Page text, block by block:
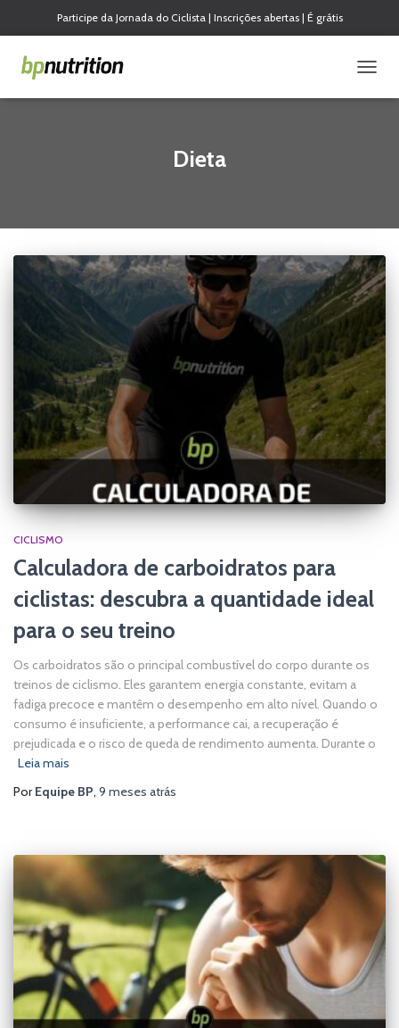
Participe da Jornada do Ciclista | Inscrições abertas | É grátis
Dieta
CICLISMO
Calculadora de carboidratos para
ciclistas: descubra a quantidade ideal
para o seu treino
Os carboidratos são o principal combustível do corpo durante os
treinos de ciclismo. Eles garantem energia constante, evitam a
fadiga precoce e mantêm o desempenho em alto nível. Quando o
consumo é insuficiente, a performance cai, a recuperação é
prejudicada e o risco de queda de rendimento aumenta. Durante o
Leia mais
PorEquipe BP, 9 meses atrás